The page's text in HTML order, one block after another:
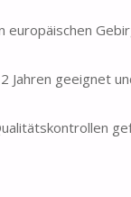
europäischen
Jahren geeignet